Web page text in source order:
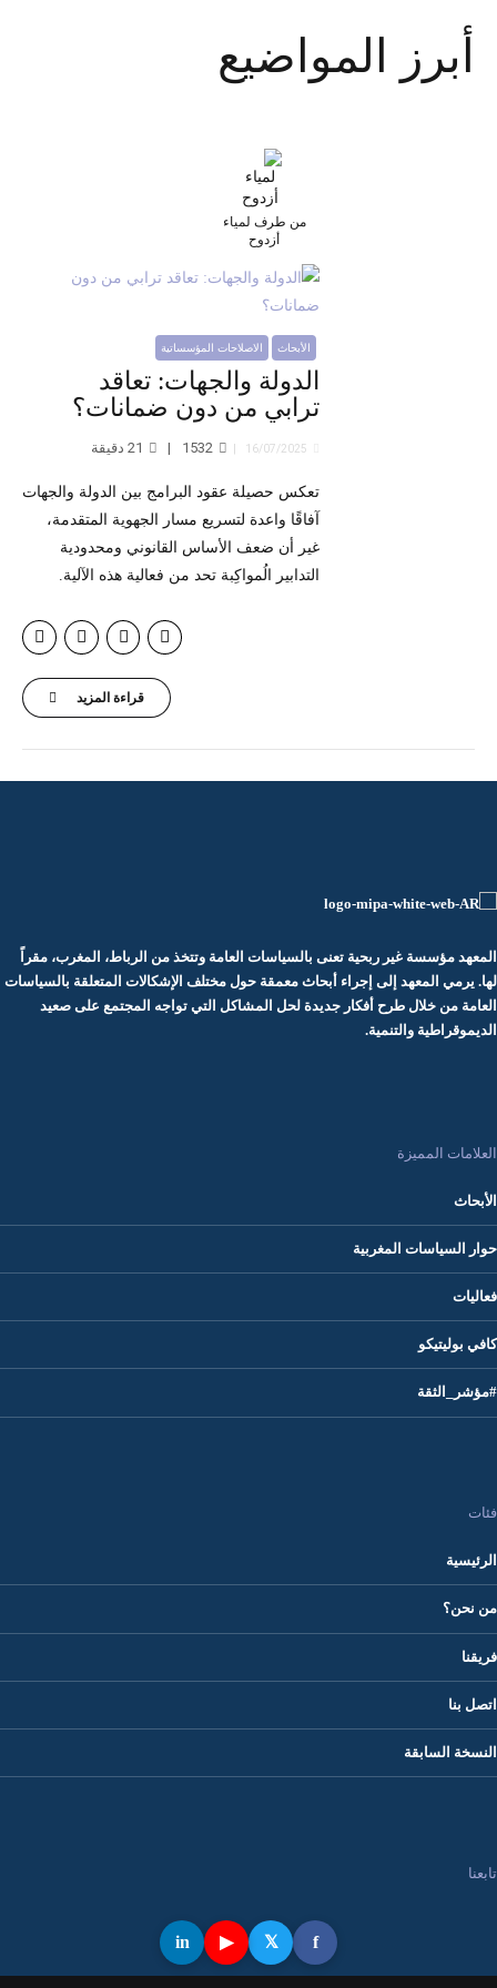
أبرز المواضيع
من طرف لمياء
أزدوح
الأبحاث الاصلاحات المؤسساتية
الدولة والجهات: تعاقد
ترابي من دون ضمانات؟
16/07/2025
1532
21دقيقة
تعكس حصيلة عقود البرامج بين الدولة والجهات
آفاقًا واعدة لتسريع مسار الجهوية المتقدمة،
غير أن ضعف الأساس القانوني ومحدودية
التدابير الُمواكِبة تحد من فعالية هذه الآلية.
قراءة المزيد
لها. يرمي المعهد إلى إجراء أبحاث معمقة حول مختلف الإشكالات المتعلقة بالسياسات
العامة من خلال طرح أفكار جديدة لحل المشاكل التي تواجه المجتمع على صعيد
الديموقراطية والتنمية.
العلامات المميزة
الأبحاث
حوار السياسات المغربية
فعاليات
كافي بوليتيكو
#مؤشر_الثقة
فئات
الرئيسية
من نحن؟
فريقنا
اتصل بنا
النسخة السابقة
تابعنا
f
𝕏
▶
in